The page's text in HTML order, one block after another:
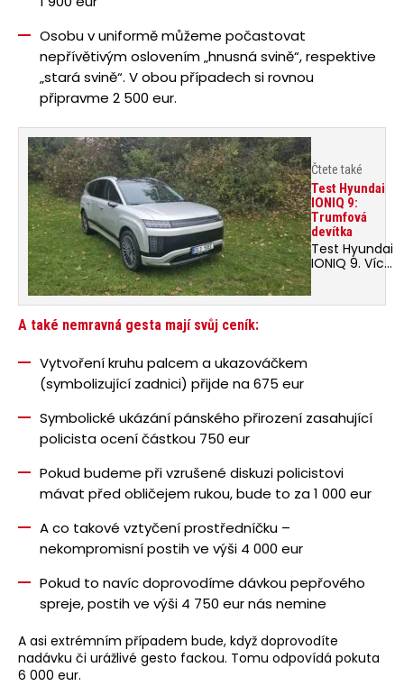
Osobu v uniformě můžeme počastovat
nepřívětivým oslovením „hnusná svině“, respektive
„stará svině“. V obou případech si rovnou
připravme 2 500 eur.
Čtete také
Test Hyundai
IONIQ 9:
Trumfová
devítka
Test Hyundai
IONIQ 9. Více
metry
Hyundai
IONIQ 9 je
značky pro
tu
nejnáročnější
nepotkáte.
nabízí?
A také nemravná gesta mají svůj ceník:
Vytvoření kruhu palcem a ukazováčkem
(symbolizující zadnici) přijde na 675 eur
Symbolické ukázání pánského přirození zasahující
policista ocení částkou 750 eur
Pokud budeme při vzrušené diskuzi policistovi
mávat před obličejem rukou, bude to za 1 000 eur
A co takové vztyčení prostředníčku –
nekompromisní postih ve výši 4 000 eur
Pokud to navíc doprovodíme dávkou pepřového
spreje, postih ve výši 4 750 eur nás nemine
A asi extrémním případem bude, když doprovodíte
nadávku či urážlivé gesto fackou. Tomu odpovídá pokuta
6 000 eur.